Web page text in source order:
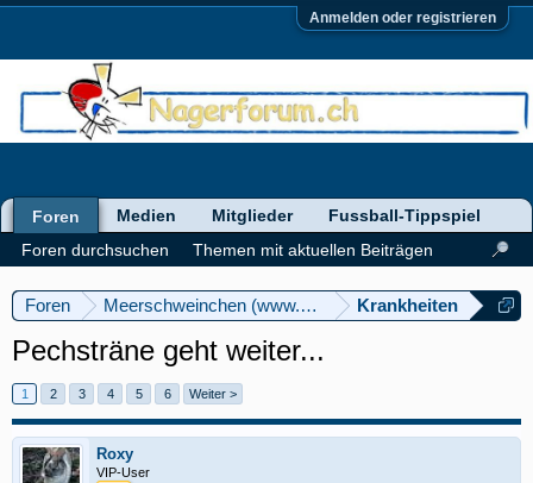
Anmelden oder registrieren
Foren Meerschweinchen (www.meerschweinforum.ch)
Krankheiten
Pechsträne geht weiter...
1 2 3 4 5 6 Weiter >
Roxy
VIP-User
Foren
Foren durchsuchen
Themen mit aktuellen Beiträgen
Medien Mitglieder Fussball-Tippspiel